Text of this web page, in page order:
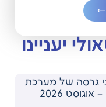
יעניינו
גרסה של מערכת